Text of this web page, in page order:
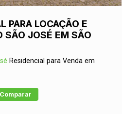
PARA LOCAÇÃO E
SÃO JOSÉ EM SÃO
Residencial para Venda em
Comparar